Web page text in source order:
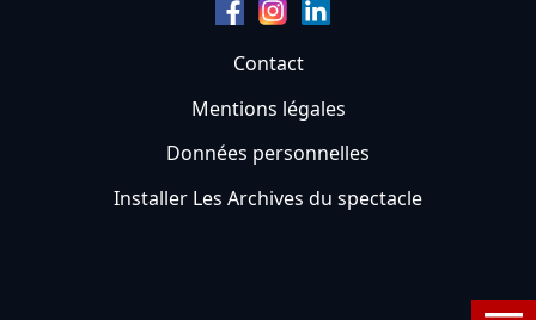
Contact
Mentions légales
Données personnelles
Installer Les Archives du spectacle